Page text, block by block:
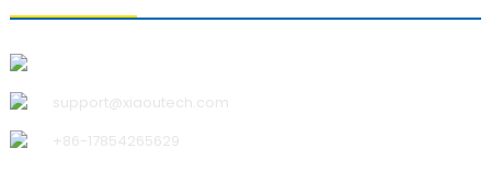
support@xiaoutech.com
+86-17854265629